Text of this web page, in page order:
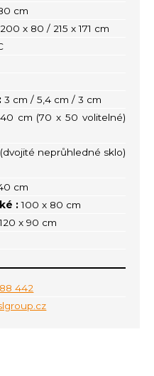
cm
x 80 / 215 x 171 cm
3 cm / 5,4 cm / 3 cm
cm (70 x 50 volitelné)
neprůhledné sklo)
cm
: 100 x 80 cm
120 x 90 cm
442